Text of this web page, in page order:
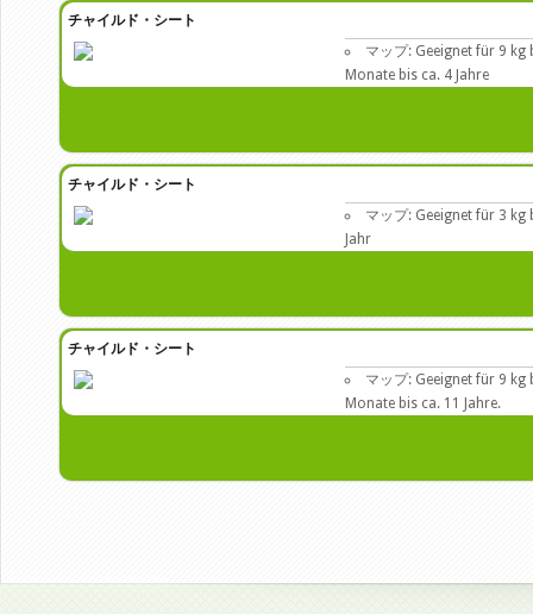
チャイルド・シート
マップ: Geeignet für 9 kg
Monate bis ca. 4 Jahre
チャイルド・シート
マップ: Geeignet für 3 kg
Jahr
チャイルド・シート
マップ: Geeignet für 9 kg
Monate bis ca. 11 Jahre.